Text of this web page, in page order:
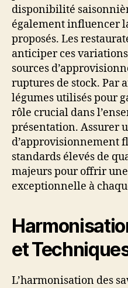
disponibilité
également influencer
proposés. Les
anticiper ces
sources
ruptures de stock. Par
légumes utilisés pour
rôle crucial dans
présentation. Assurer
d’approvisionnement
standards élevés de
majeurs pour offrir
exceptionnelle à
et
L’harmonisation des